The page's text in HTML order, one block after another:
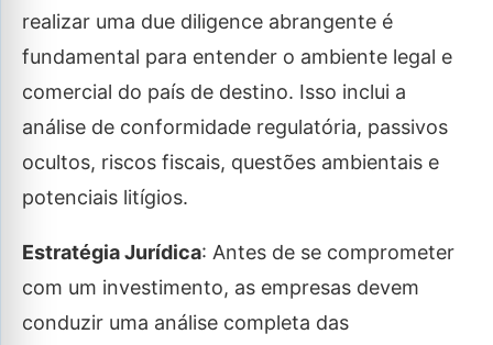
realizar uma due diligence abrangente é
fundamental para entender o ambiente legal e
comercial do país de destino. Isso inclui a
análise de conformidade regulatória, passivos
ocultos, riscos fiscais, questões ambientais e
potenciais litígios.
Estratégia Jurídica: Antes de se comprometer
com um investimento, as empresas devem
conduzir uma análise completa das